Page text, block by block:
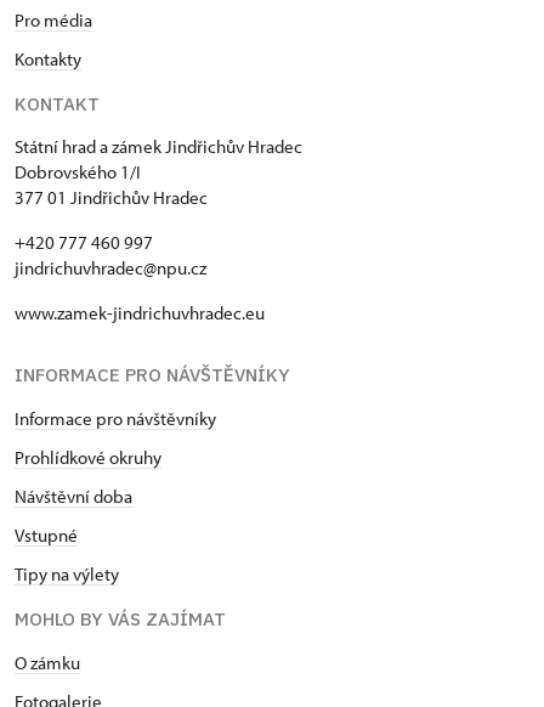
Pro média
Kontakty
KONTAKT
Státní hrad a zámek Jindřichův Hradec
Dobrovského 1/I
377 01 Jindřichův Hradec
+420 777 460 997
jindrichuvhradec@npu.cz
www.zamek-jindrichuvhradec.eu
INFORMACE PRO NÁVŠTĚVNÍKY
Informace pro návštěvníky
Prohlídkové okruhy
Návštěvní doba
Vstupné
Tipy na výlety
MOHLO BY VÁS ZAJÍMAT
O zámku
Fotogalerie